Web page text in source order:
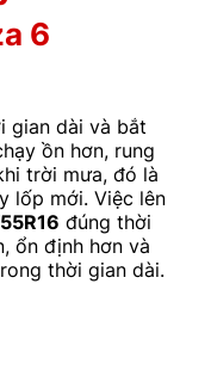
6
gian dài và bắt
ồn hơn, rung
trời mưa, đó là
lốp mới. Việc lên
đúng thời
ổn định hơn và
thời gian dài.